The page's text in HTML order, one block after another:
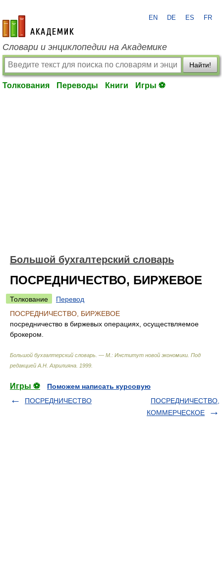
academic.ru
EN DE ES FR
Словари и энциклопедии на Академике
Найти!
Толкования Переводы Книги Игры ⚽
Большой бухгалтерский словарь
ПОСРЕДНИЧЕСТВО, БИРЖЕВОЕ
Толкование
Перевод
ПОСРЕДНИЧЕСТВО, БИРЖЕВОЕ
посредничество в биржевых операциях, осуществляемое
брокером.
Большой бухгалтерский словарь. — М.: Институт новой экономики Под
редакцией А.Н. Азрилияна 1999
Игры ⚽
Поможем написать курсовую
ПОСРЕДНИЧЕСТВО
ПОСРЕДНИЧЕСТВО,
КОММЕРЧЕСКОЕ